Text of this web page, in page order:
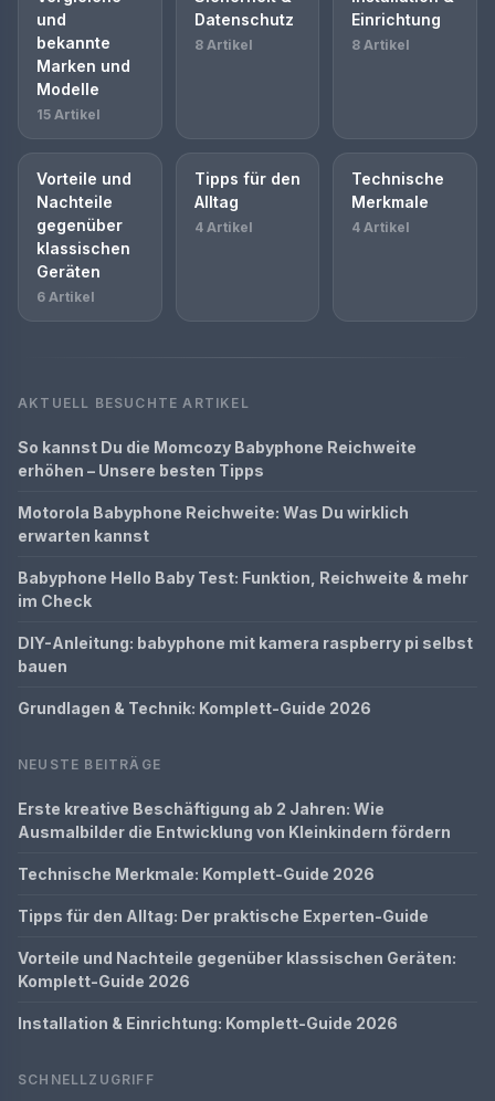
und
bekannte
Marken und
Modelle
15 Artikel
Datenschutz
8 Artikel
Einrichtung
8 Artikel
Vorteile und
Nachteile
gegenüber
klassischen
Geräten
6 Artikel
Tipps für den
Alltag
4 Artikel
Technische
Merkmale
4 Artikel
AKTUELL BESUCHTE ARTIKEL
So kannst Du die Momcozy Babyphone Reichweite
erhöhen – Unsere besten Tipps
Motorola Babyphone Reichweite: Was Du wirklich
erwarten kannst
Babyphone Hello Baby Test: Funktion, Reichweite & mehr
im Check
DIY-Anleitung: babyphone mit kamera raspberry pi selbst
bauen
Grundlagen & Technik: Komplett-Guide 2026
NEUSTE BEITRÄGE
Erste kreative Beschäftigung ab 2 Jahren: Wie
Ausmalbilder die Entwicklung von Kleinkindern fördern
Technische Merkmale: Komplett-Guide 2026
Tipps für den Alltag: Der praktische Experten-Guide
Vorteile und Nachteile gegenüber klassischen Geräten:
Komplett-Guide 2026
Installation & Einrichtung: Komplett-Guide 2026
SCHNELLZUGRIFF